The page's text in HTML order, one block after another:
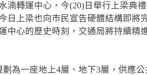
湳轉運中心，今(20)日舉行上梁典
日上梁也向市民宣告硬體結構即將
中心的歷史時刻，交通局將持續精
為一座地上4層、地下3層，供應